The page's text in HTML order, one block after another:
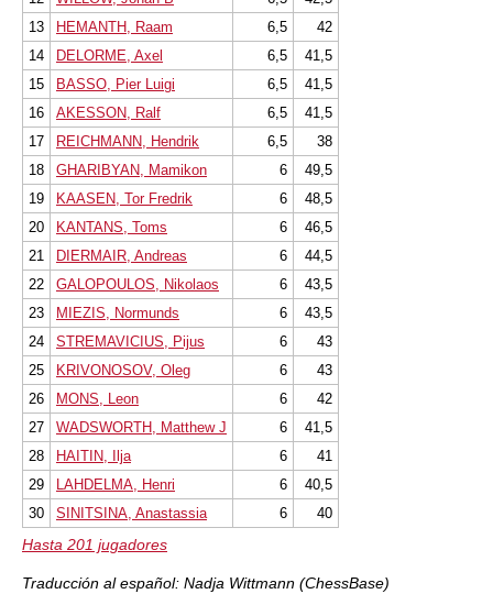
13
HEMANTH, Raam 6,5
42
14
DELORME, Axel 6,5
41,5
15
BASSO, Pier Luigi 6,5
41,5
16
AKESSON, Ralf 6,5
41,5
17
REICHMANN, Hendrik 6,5
38
18
GHARIBYAN, Mamikon 6
49,5
19
KAASEN, Tor Fredrik 6
48,5
20
KANTANS, Toms 6
46,5
21
DIERMAIR, Andreas 6
44,5
22
GALOPOULOS, Nikolaos 6
43,5
23
MIEZIS, Normunds 6
43,5
24
STREMAVICIUS, Pijus 6
43
25
KRIVONOSOV, Oleg 6
43
26
MONS, Leon 6
42
27
WADSWORTH, Matthew J 6
41,5
28
HAITIN, Ilja 6
41
29
LAHDELMA, Henri 6
40,5
30
SINITSINA, Anastassia 6 40
Hasta 201 jugadores
Traducción al español: Nadja Wittmann (ChessBase)